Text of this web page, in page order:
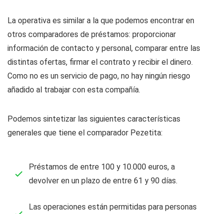
La operativa es similar a la que podemos encontrar en
otros comparadores de préstamos: proporcionar
información de contacto y personal, comparar entre las
distintas ofertas, firmar el contrato y recibir el dinero.
Como no es un servicio de pago, no hay ningún riesgo
añadido al trabajar con esta compañía.
Podemos sintetizar las siguientes características
generales que tiene el comparador Pezetita:
Préstamos de entre 100 y 10.000 euros, a
devolver en un plazo de entre 61 y 90 días.
Las operaciones están permitidas para personas